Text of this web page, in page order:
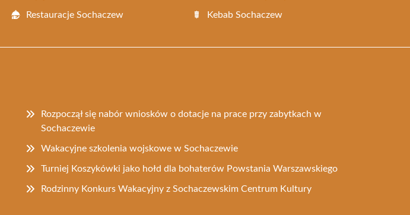
Restauracje Sochaczew Kebab Sochaczew
Rozpoczął się nabór wniosków o dotacje na prace przy zabytkach w
Sochaczewie
Wakacyjne szkolenia wojskowe w Sochaczewie
Turniej Koszykówki jako hołd dla bohaterów Powstania Warszawskiego
Rodzinny Konkurs Wakacyjny z Sochaczewskim Centrum Kultury